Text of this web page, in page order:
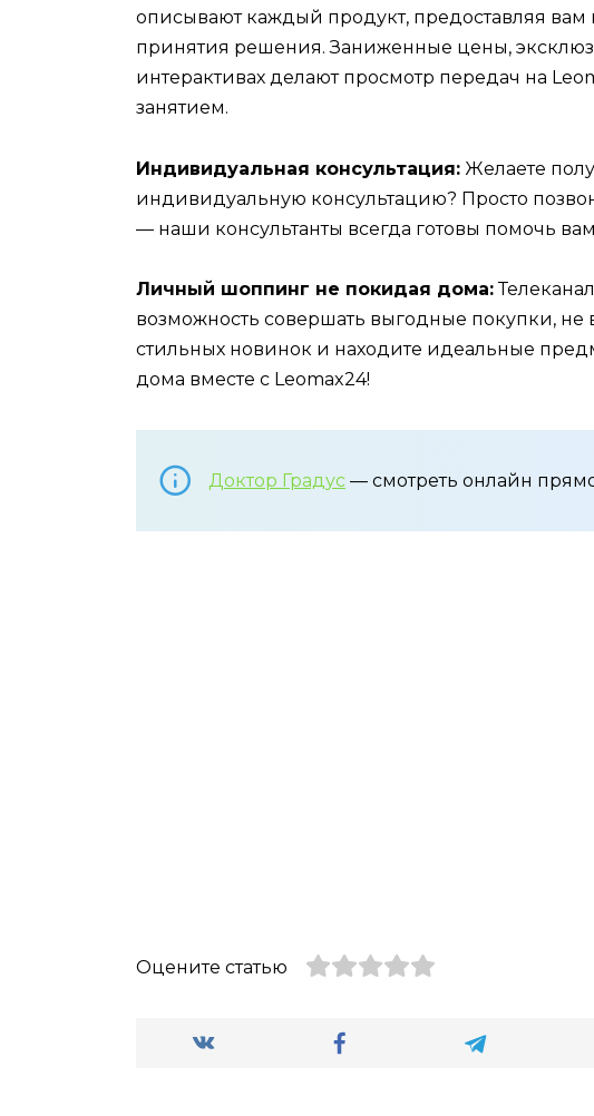
описывают каждый продукт, предоставляя
принятия решения. Заниженные цены,
интерактивах делают просмотр передач на
занятием.
Индивидуальная консультация: Желаете
индивидуальную консультацию? Просто
— наши консультанты всегда готовы помочь
Личный шоппинг не покидая дома:
возможность совершать выгодные покупки,
стильных новинок и находите идеальные
дома вместе с Leomax24!
Доктор Градус — смотреть онлайн
Оцените статью